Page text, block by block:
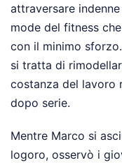
attraversare
mode del fitness
con il minimo
si tratta di
costanza del lavoro
dopo serie.
Mentre Marco si
logoro, osservò i